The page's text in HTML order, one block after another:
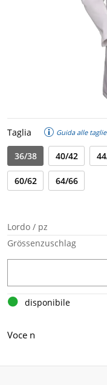
Taglia Guida alle taglie
36/38 40/42
60/62 64/66
Lordo / pz
Grössenzuschlag
disponibile
Voce n